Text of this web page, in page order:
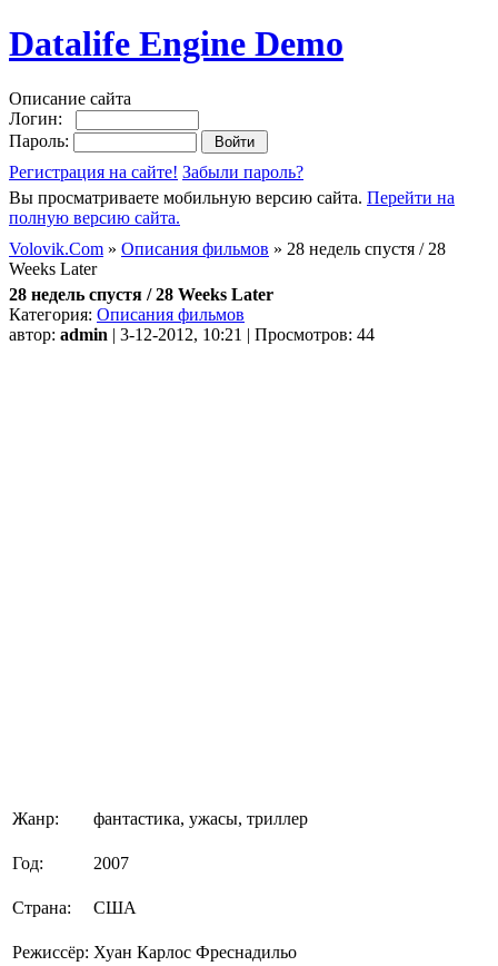
Datalife Engine Demo
Описание сайта
Логин:
Пароль:
Регистрация на сайте! Забыли пароль?
Вы просматриваете мобильную версию сайта. Перейти на
полную версию сайта.
Volovik.Com » Описания фильмов » 28 недель спустя / 28
Weeks Later
28 недель спустя / 28 Weeks Later
Категория: Описания фильмов
автор: admin | 3-12-2012, 10:21 | Просмотров: 44
Жанр: фантастика, ужасы, триллер
Год: 2007
Страна: США
Режиссёр: Хуан Карлос Фреснадильо